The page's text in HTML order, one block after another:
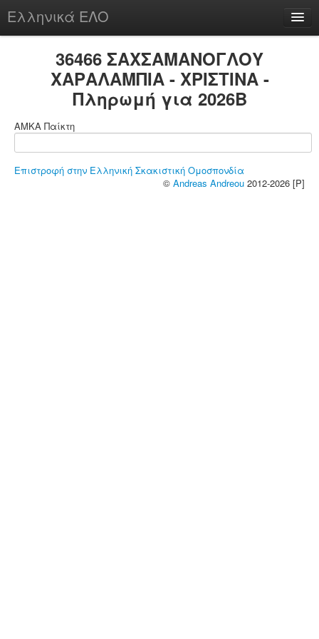
Ελληνικά ΕΛΟ
36466 ΣΑΧΣΑΜΑΝΟΓΛΟΥ
ΧΑΡΑΛΑΜΠΙΑ - ΧΡΙΣΤΙΝΑ -
Πληρωμή για 2026B
ΑΜΚΑ Παίκτη
Επιστροφή στην Ελληνική Σκακιστική Ομοσπονδία
© Andreas Andreou 2012-2026 [P]